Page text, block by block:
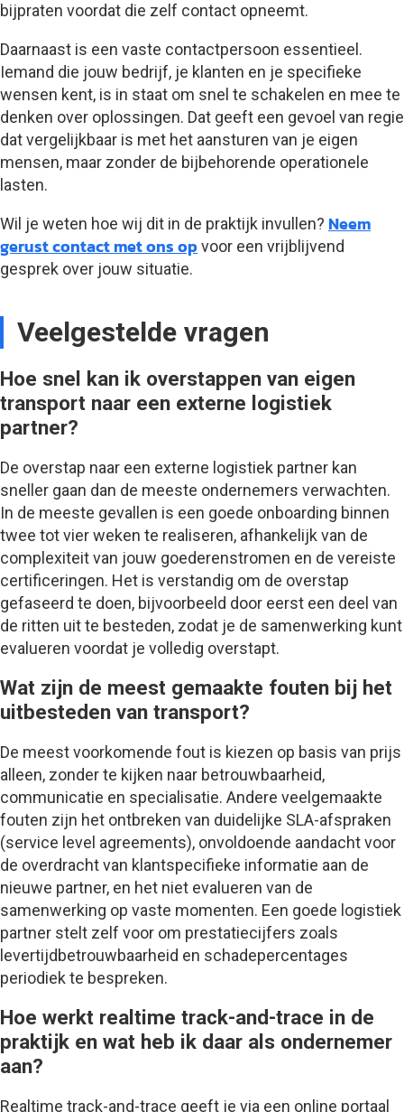
bijpraten voordat die zelf contact opneemt.
Daarnaast is een vaste contactpersoon essentieel.
Iemand die jouw bedrijf, je klanten en je specifieke
wensen kent, is in staat om snel te schakelen en mee te
denken over oplossingen. Dat geeft een gevoel van regie
dat vergelijkbaar is met het aansturen van je eigen
mensen, maar zonder de bijbehorende operationele
lasten.
Wil je weten hoe wij dit in de praktijk invullen? Neem
gerust contact met ons opvoor een vrijblijvend
gesprek over jouw situatie.
Veelgestelde vragen
Hoe snel kan ik overstappen van eigen
transport naar een externe logistiek
partner?
De overstap naar een externe logistiek partner kan
sneller gaan dan de meeste ondernemers verwachten.
In de meeste gevallen is een goede onboarding binnen
twee tot vier weken te realiseren, afhankelijk van de
complexiteit van jouw goederenstromen en de vereiste
certificeringen. Het is verstandig om de overstap
gefaseerd te doen, bijvoorbeeld door eerst een deel van
de ritten uit te besteden, zodat je de samenwerking kunt
evalueren voordat je volledig overstapt.
Wat zijn de meest gemaakte fouten bij het
uitbesteden van transport?
De meest voorkomende fout is kiezen op basis van prijs
alleen, zonder te kijken naar betrouwbaarheid,
communicatie en specialisatie. Andere veelgemaakte
fouten zijn het ontbreken van duidelijke SLA-afspraken
(service level agreements), onvoldoende aandacht voor
de overdracht van klantspecifieke informatie aan de
nieuwe partner, en het niet evalueren van de
samenwerking op vaste momenten. Een goede logistiek
partner stelt zelf voor om prestatiecijfers zoals
levertijdbetrouwbaarheid en schadepercentages
periodiek te bespreken.
Hoe werkt realtime track-and-trace in de
praktijk en wat heb ik daar als ondernemer
aan?
Realtime track-and-trace geeft je via een online portaal